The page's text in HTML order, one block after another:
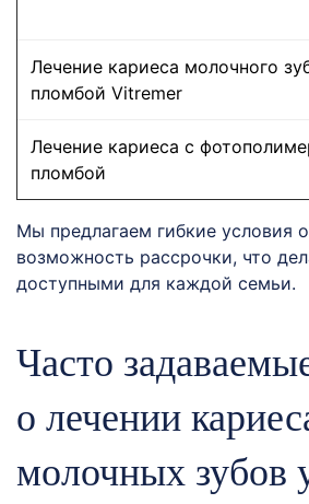
Лечение кариеса молочного
пломбой Vitremer
Лечение кариеса с
пломбой
Мы предлагаем гибкие условия
возможность рассрочки, что
доступными для каждой семьи.
Часто
о лечении
молочных зубов